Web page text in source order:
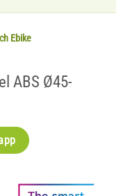
Ebike
ABS Ø45-